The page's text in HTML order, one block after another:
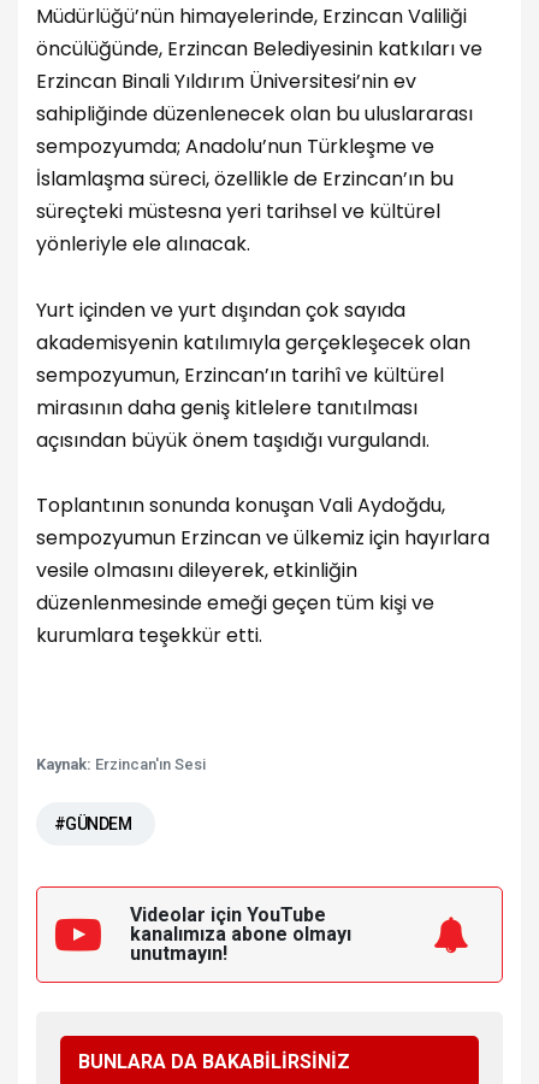
Müdürlüğü’nün himayelerinde, Erzincan Valiliği
öncülüğünde, Erzincan Belediyesinin katkıları ve
Erzincan Binali Yıldırım Üniversitesi’nin ev
sahipliğinde düzenlenecek olan bu uluslararası
sempozyumda; Anadolu’nun Türkleşme ve
İslamlaşma süreci, özellikle de Erzincan’ın bu
süreçteki müstesna yeri tarihsel ve kültürel
yönleriyle ele alınacak.
Yurt içinden ve yurt dışından çok sayıda
akademisyenin katılımıyla gerçekleşecek olan
sempozyumun, Erzincan’ın tarihî ve kültürel
mirasının daha geniş kitlelere tanıtılması
açısından büyük önem taşıdığı vurgulandı.
Toplantının sonunda konuşan Vali Aydoğdu,
sempozyumun Erzincan ve ülkemiz için hayırlara
vesile olmasını dileyerek, etkinliğin
düzenlenmesinde emeği geçen tüm kişi ve
kurumlara teşekkür etti.
Kaynak: Erzincan'ın Sesi
#GÜNDEM
Videolar için YouTube
kanalımıza abone olmayı
unutmayın!
BUNLARA DA BAKABİLİRSİNİZ